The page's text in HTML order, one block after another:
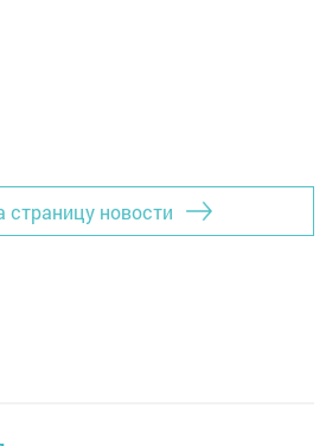
страницу новости